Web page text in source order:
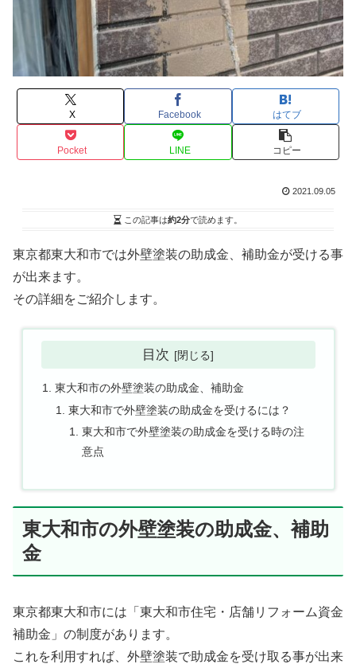
X Facebook はてブ
Pocket LINE コピー
2021.09.05
この記事は約2分で読めます。
東京都東大和市では外壁塗装の助成金、補助金が受ける事
が出来ます。
その詳細をご紹介します。
目次
東大和市の外壁塗装の助成金、補助金
東大和市で外壁塗装の助成金を受けるには？
東大和市で外壁塗装の助成金を受ける時の注
意点
東大和市の外壁塗装の助成金、補助
金
東京都東大和市には「東大和市住宅・店舗リフォーム資金
補助金」の制度があります。
これを利用すれば、外壁塗装で助成金を受け取る事が出来